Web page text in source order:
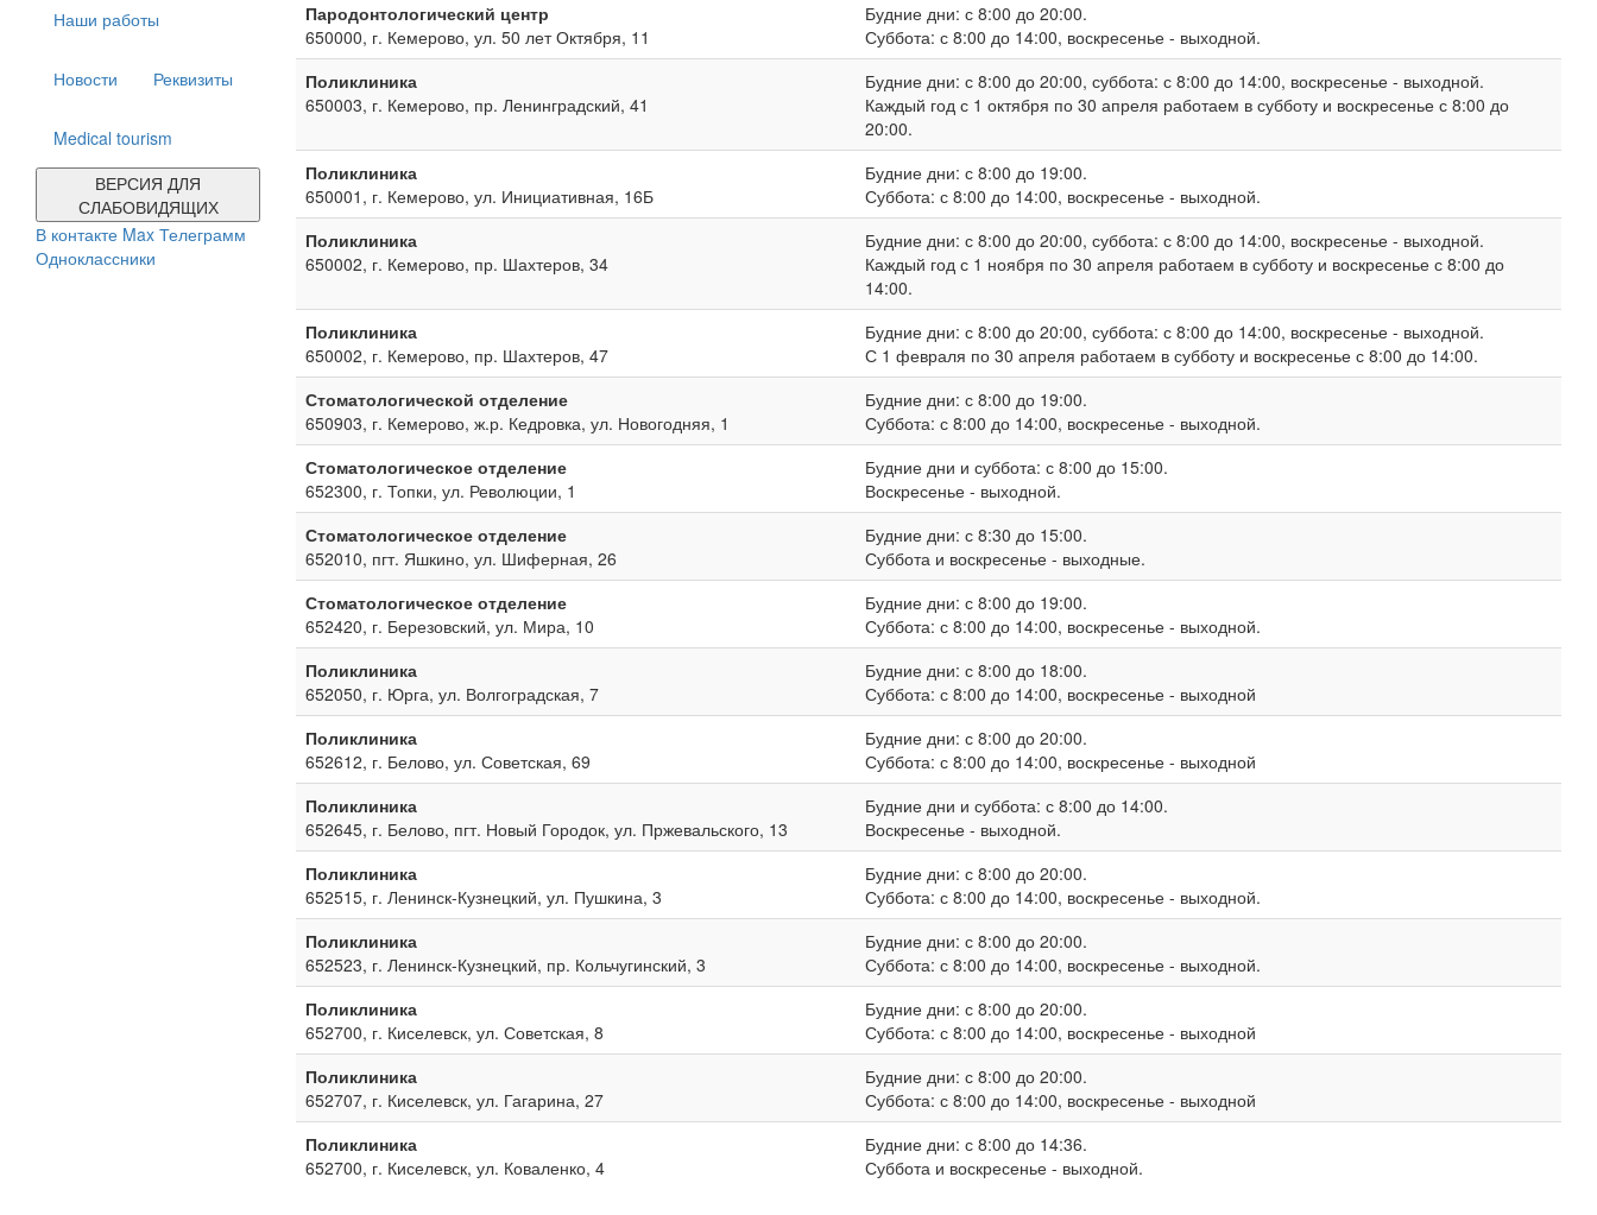
Наши работы
Новости Реквизиты
Medical tourism
ВЕРСИЯ ДЛЯ
СЛАБОВИДЯЩИХ
В контакте Max Телеграмм
Одноклассники
Пародонтологический центр
650000, г. Кемерово, ул. 50 лет Октября, 11
Будние дни: с 8:00 до 20:00.
Суббота: с 8:00 до 14:00, воскресенье - выходной.
Поликлиника
650003, г. Кемерово, пр. Ленинградский, 41
Будние дни: с 8:00 до 20:00, суббота: с 8:00 до 14:00, воскресенье - выходной.
Каждый год с 1 октября по 30 апреля работаем в субботу и воскресенье с 8:00 до
20:00.
Поликлиника
650001, г. Кемерово, ул. Инициативная, 16Б
Будние дни: с 8:00 до 19:00.
Суббота: с 8:00 до 14:00, воскресенье - выходной.
Поликлиника
650002, г. Кемерово, пр. Шахтеров, 34
Будние дни: с 8:00 до 20:00, суббота: с 8:00 до 14:00, воскресенье - выходной.
Каждый год с 1 ноября по 30 апреля работаем в субботу и воскресенье с 8:00 до
14:00.
Поликлиника
650002, г. Кемерово, пр. Шахтеров, 47
Будние дни: с 8:00 до 20:00, суббота: с 8:00 до 14:00, воскресенье - выходной.
С 1 февраля по 30 апреля работаем в субботу и воскресенье с 8:00 до 14:00.
Стоматологической отделение
650903, г. Кемерово, ж.р. Кедровка, ул. Новогодняя, 1
Будние дни: с 8:00 до 19:00.
Суббота: с 8:00 до 14:00, воскресенье - выходной.
Стоматологическое отделение
652300, г. Топки, ул. Революции, 1
Будние дни и суббота: с 8:00 до 15:00.
Воскресенье - выходной.
Стоматологическое отделение
652010, пгт. Яшкино, ул. Шиферная, 26
Будние дни: с 8:30 до 15:00.
Суббота и воскресенье - выходные.
Стоматологическое отделение
652420, г. Березовский, ул. Мира, 10
Будние дни: с 8:00 до 19:00.
Суббота: с 8:00 до 14:00, воскресенье - выходной.
Поликлиника
652050, г. Юрга, ул. Волгоградская, 7
Будние дни: с 8:00 до 18:00.
Суббота: с 8:00 до 14:00, воскресенье - выходной
Поликлиника
652612, г. Белово, ул. Советская, 69
Будние дни: с 8:00 до 20:00.
Суббота: с 8:00 до 14:00, воскресенье - выходной
Поликлиника
652645, г. Белово, пгт. Новый Городок, ул. Пржевальского, 13
Будние дни и суббота: с 8:00 до 14:00.
Воскресенье - выходной.
Поликлиника
652515, г. Ленинск-Кузнецкий, ул. Пушкина, 3
Будние дни: с 8:00 до 20:00.
Суббота: с 8:00 до 14:00, воскресенье - выходной.
Поликлиника
652523, г. Ленинск-Кузнецкий, пр. Кольчугинский, 3
Будние дни: с 8:00 до 20:00.
Суббота: с 8:00 до 14:00, воскресенье - выходной.
Поликлиника
652700, г. Киселевск, ул. Советская, 8
Будние дни: с 8:00 до 20:00.
Суббота: с 8:00 до 14:00, воскресенье - выходной
Поликлиника
652707, г. Киселевск, ул. Гагарина, 27
Будние дни: с 8:00 до 20:00.
Суббота: с 8:00 до 14:00, воскресенье - выходной
Поликлиника
652700, г. Киселевск, ул. Коваленко, 4
Будние дни: с 8:00 до 14:36.
Суббота и воскресенье - выходной.